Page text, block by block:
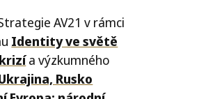
AV21 v rámci
Identity ve světě
a výzkumného
Rusko